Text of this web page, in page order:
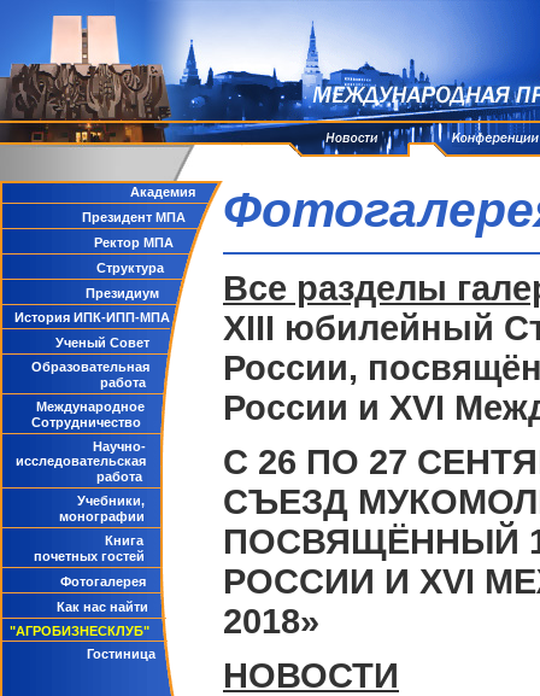
Академия
Президент МПА
Ректор МПА
Структура
Президиум
История ИПК-ИПП-МПА
Ученый Совет
Образовательная
работа
Международное
Сотрудничество
Научно-
исследовательская
работа
Учебники,
монографии
Книга
почетных гостей
Фотогалерея
Как нас найти
"АГРОБИЗНЕСКЛУБ"
Гостиница
Все разделы
XIII юбилейный
России,
России и XVI
C 26 ПО 27
СЪЕЗД
ПОСВЯЩЁННЫЙ
РОССИИ И XVI
2018»
НОВОСТИ